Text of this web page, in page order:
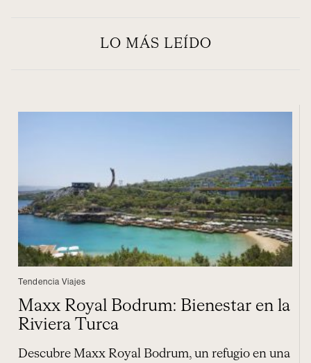
LO MÁS LEÍDO
Tendencia Viajes
Maxx Royal Bodrum: Bienestar en la
Riviera Turca
Descubre Maxx Royal Bodrum, un refugio en una